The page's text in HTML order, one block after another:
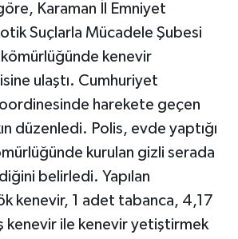
Karaman İl Emniyet
Suçlarla Mücadele Şubesi
kenevir
ulaştı. Cumhuriyet
koordinesinde harekete geçen
düzenledi. Polis, evde yaptığı
kurulan gizli serada
belirledi. Yapılan
kenevir, 1 adet tabanca, 4,17
kenevir ile kenevir yetiştirmek